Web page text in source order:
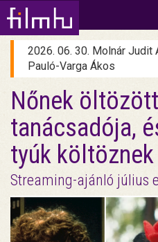
2026. 06. 30. Molnár Judit
Pauló-Varga Ákos
Nőnek
tanácsadója,
tyúk
Streaming-ajánló július